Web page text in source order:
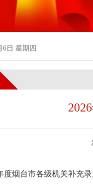
6日 星期四
度烟台市各级机关补充